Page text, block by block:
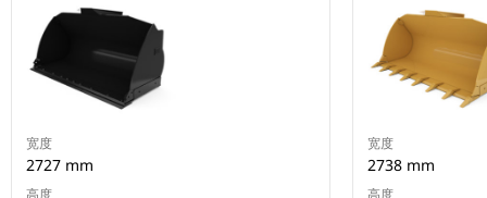
宽度
2727 mm
宽度
2738 mm